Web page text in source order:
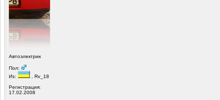
Автоэлектрик
Пол:
Из:
, Rv_18
Регистрация:
17.02.2008